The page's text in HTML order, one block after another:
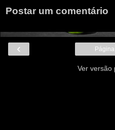
Postar um comentário
‹
Ver versão